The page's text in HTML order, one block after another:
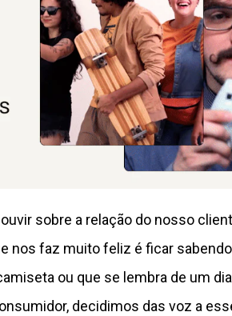
sobre a relação do nosso
nos faz muito feliz é ficar
ou que se lembra de um
decidimos das voz a